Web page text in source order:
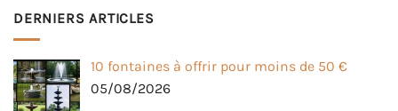
DERNIERS ARTICLES
10 fontaines à offrir pour moins de 50 €
05/08/2026